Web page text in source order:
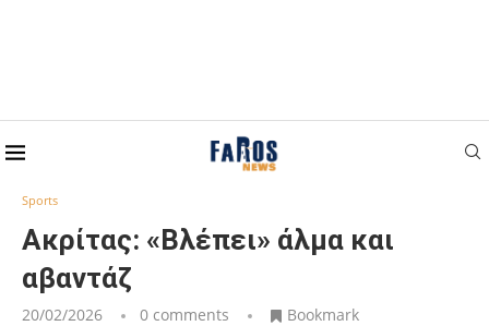
Home Ακρίτας: «Βλέπει» άλμα και αβαντάζ
Sports
Ακρίτας: «Βλέπει» άλμα και
αβαντάζ
20/02/2026 0 comments Bookmark